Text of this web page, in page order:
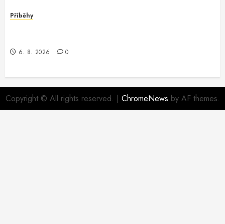
Příběhy
6. 8. 2026 0
Copyright © All rights reserved. | ChromeNews by AF themes.